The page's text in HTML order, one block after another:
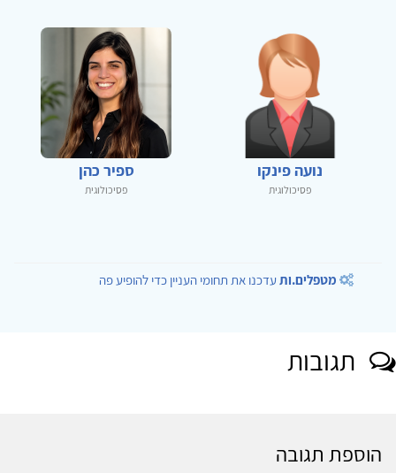
נועה פינקו
פסיכולוגית
ספיר כהן
פסיכולוגית
מטפלים.ותעדכנו את תחומי העניין כדי להופיע פה
תגובות
הוספת תגובה